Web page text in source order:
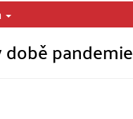
době pandemie